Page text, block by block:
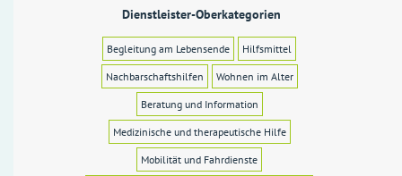
Dienstleister-Oberkategorien
Begleitung am Lebensende Hilfsmittel
Nachbarschaftshilfen Wohnen im Alter
Beratung und Information
Medizinische und therapeutische Hilfe
Mobilität und Fahrdienste